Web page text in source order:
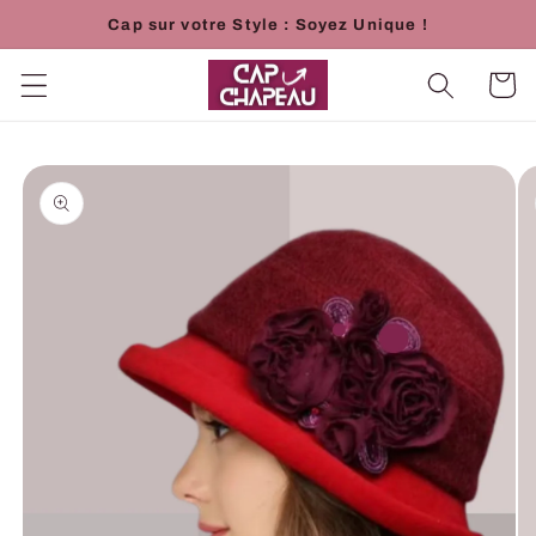
passer
contenu
Cap sur votre Style : Soyez Unique !
Panier
Passer aux
informations
produits